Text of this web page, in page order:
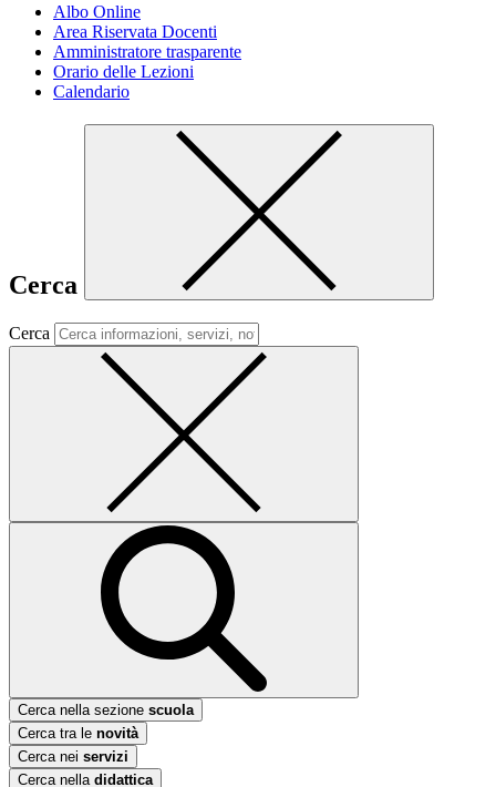
Albo Online
Area Riservata Docenti
Amministratore trasparente
Orario delle Lezioni
Calendario
Cerca
Cerca
Cerca nella sezione scuola
Cerca tra le novità
Cerca nei servizi
Cerca nella didattica